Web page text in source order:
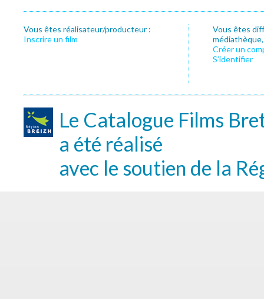
Vous êtes réalisateur/producteur :
Inscrire un film
Vous êtes
Créer un
S’identifier
Le Catalogue Films
a été réalisé
avec le soutien de la